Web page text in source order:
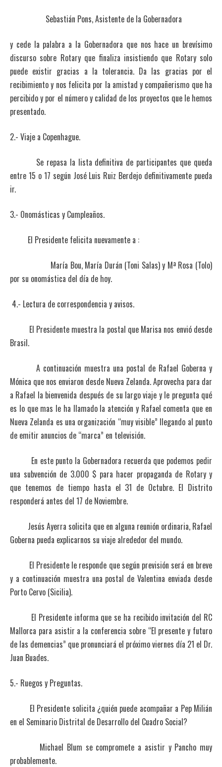
Sebastián Pons, Asistente de la Gobernadora
y cede la palabra a la Gobernadora que nos hace un brevísimo
discurso sobre Rotary que finaliza insistiendo que Rotary solo
puede existir gracias a la tolerancia. Da las gracias por el
recibimiento y nos felicita por la amistad y compañerismo que ha
percibido y por el número y calidad de los proyectos que le hemos
presentado.
2.- Viaje a Copenhague.
Se repasa la lista definitiva de participantes que queda
entre 15 o 17 según José Luis Ruiz Berdejo definitivamente pueda
ir.
3.- Onomásticas y Cumpleaños.
El Presidente felicita nuevamente a :
María Bou, María Durán (Toni Salas) y Mª Rosa (Tolo)
por su onomástica del día de hoy.
4.- Lectura de correspondencia y avisos.
El Presidente muestra la postal que Marisa nos envió desde
Brasil.
A continuación muestra una postal de Rafael Goberna y
Mónica que nos enviaron desde Nueva Zelanda. Aprovecha para dar
a Rafael la bienvenida después de su largo viaje y le pregunta qué
es lo que mas le ha llamado la atención y Rafael comenta que en
Nueva Zelanda es una organización “muy visible” llegando al punto
de emitir anuncios de “marca” en televisión.
En este punto la Gobernadora recuerda que podemos pedir
una subvención de 3.000 $ para hacer propaganda de Rotary y
que tenemos de tiempo hasta el 31 de Octubre. El Distrito
responderá antes del 17 de Noviembre.
Jesús Ayerra solicita que en alguna reunión ordinaria, Rafael
Goberna pueda explicarnos su viaje alrededor del mundo.
El Presidente le responde que según previsión será en breve
y a continuación muestra una postal de Valentina enviada desde
Porto Cervo (Sicilia).
El Presidente informa que se ha recibido invitación del RC
Mallorca para asistir a la conferencia sobre “El presente y futuro
de las demencias” que pronunciará el próximo viernes día 21 el Dr.
Juan Buades.
5.- Ruegos y Preguntas.
El Presidente solicita ¿quién puede acompañar a Pep Milián
en el Seminario Distrital de Desarrollo del Cuadro Social?
Michael Blum se compromete a asistir y Pancho muy
probablemente.